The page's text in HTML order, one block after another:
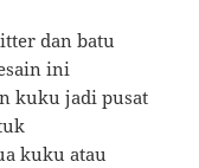
dan batu
ini
kuku jadi pusat
kuku atau